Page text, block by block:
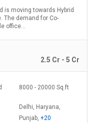
is moving towards Hybrid
The demand for Co-
office...
2.5 Cr - 5 Cr
8000 - 20000 Sq.ft
Delhi, Haryana,
Punjab,+20